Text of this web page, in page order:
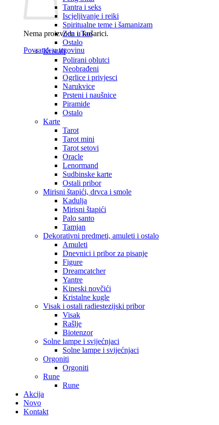
Nema proizvoda u košarici.
Povratak u trgovinu
Tantra i seks
Iscjeljivanje i reiki
Spiritualne teme i šamanizam
Zen i Tao
Ostalo
Kristali
Polirani oblutci
Neobrađeni
Ogrlice i privjesci
Narukvice
Prsteni i naušnice
Piramide
Ostalo
Karte
Tarot
Tarot mini
Tarot setovi
Oracle
Lenormand
Sudbinske karte
Ostali pribor
Mirisni štapići, drvca i smole
Kadulja
Mirisni štapići
Palo santo
Tamjan
Dekorativni predmeti, amuleti i ostalo
Amuleti
Dnevnici i pribor za pisanje
Figure
Dreamcatcher
Yantre
Kineski novčići
Kristalne kugle
Visak i ostali radiestezijski pribor
Visak
Rašlje
Biotenzor
Solne lampe i svijećnjaci
Solne lampe i svijećnjaci
Orgoniti
Orgoniti
Rune
Rune
Akcija
Novo
Kontakt